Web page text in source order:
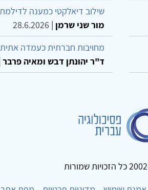
שילוב דיאלקטי כמענה
מור שני שרמן |
28.6.2026
מחויבות חברתית כעמדה
ד"ר יהונתן דבש ומאיה פרבר